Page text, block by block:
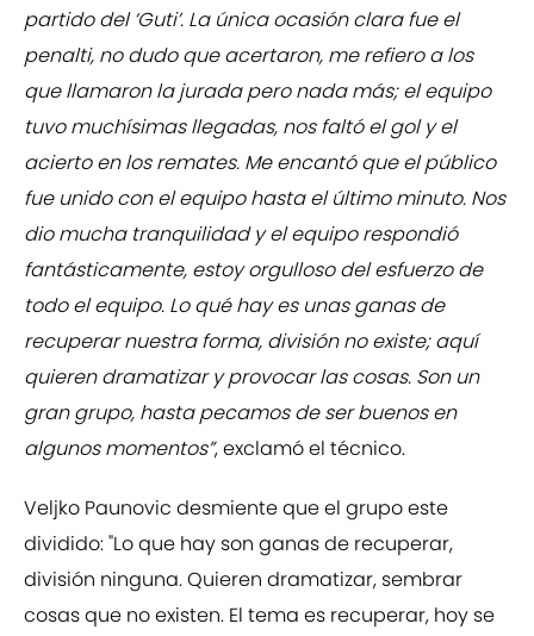
partido del ‘Guti’. La única ocasión clara fue el
penalti, no dudo que acertaron, me refiero a los
que llamaron la jurada pero nada más; el equipo
tuvo muchísimas llegadas, nos faltó el gol y el
acierto en los remates. Me encantó que el público
fue unido con el equipo hasta el último minuto. Nos
dio mucha tranquilidad y el equipo respondió
fantásticamente, estoy orgulloso del esfuerzo de
todo el equipo. Lo qué hay es unas ganas de
recuperar nuestra forma, división no existe; aquí
quieren dramatizar y provocar las cosas. Son un
gran grupo, hasta pecamos de ser buenos en
algunos momentos”, exclamó el técnico.
Veljko Paunovic desmiente que el grupo este
dividido: "Lo que hay son ganas de recuperar,
división ninguna. Quieren dramatizar, sembrar
cosas que no existen. El tema es recuperar, hoy se